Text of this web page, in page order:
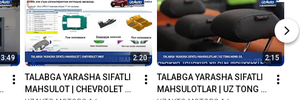
3:49 2:20
TALABGA YARASHA SIFATLI
MAHSULOT | CHEVROLET
2:15
TALABGA YARASHA SIFATLI
MAHSULOTLAR | UZ TONG